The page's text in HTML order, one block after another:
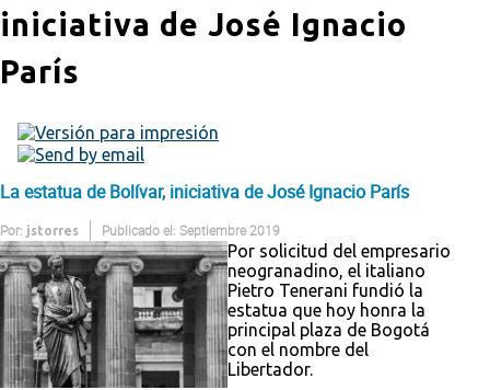
iniciativa de José Ignacio
París
La estatua de Bolívar, iniciativa de José Ignacio París
Por: jstorres Publicado el: Septiembre 2019
Por solicitud del empresario
neogranadino, el italiano
Pietro Tenerani fundió la
estatua que hoy honra la
principal plaza de Bogotá
con el nombre del
Libertador.